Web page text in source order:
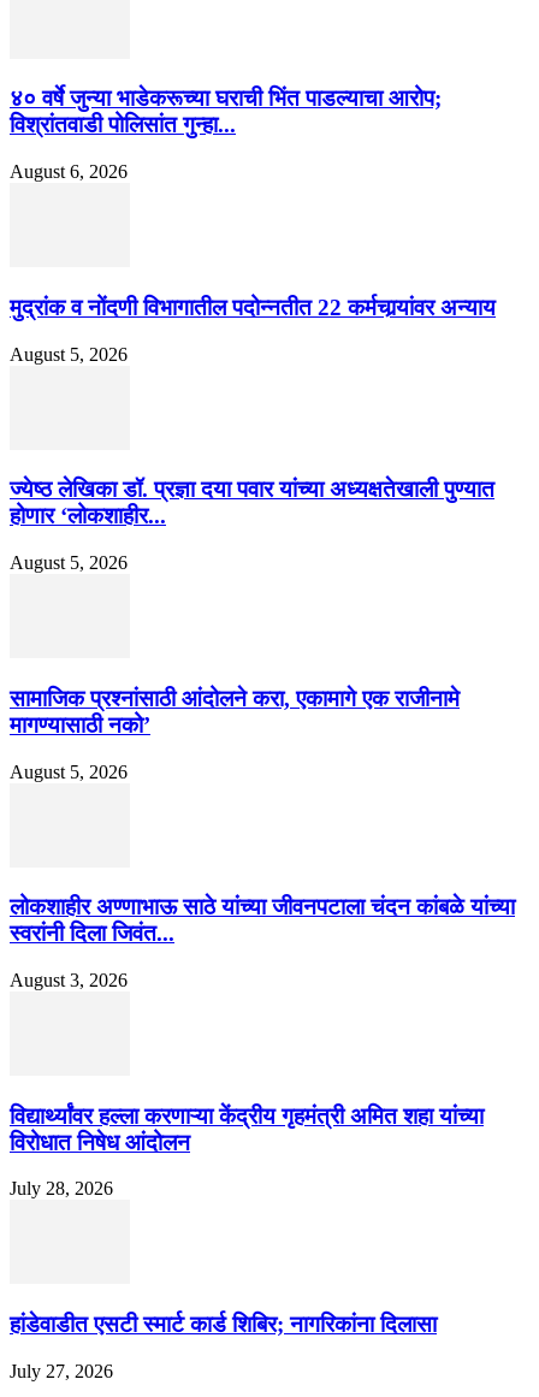
४० वर्षे जुन्या भाडेकरूच्या घराची भिंत पाडल्याचा आरोप;
विश्रांतवाडी पोलिसांत गुन्हा...
August 6, 2026
मुद्रांक व नोंदणी विभागातील पदोन्नतीत 22 कर्मचार्‍यांवर अन्याय
August 5, 2026
ज्येष्ठ लेखिका डॉ. प्रज्ञा दया पवार यांच्या अध्यक्षतेखाली पुण्यात
होणार ‘लोकशाहीर...
August 5, 2026
सामाजिक प्रश्नांसाठी आंदोलने करा, एकामागे एक राजीनामे
मागण्यासाठी नको’
August 5, 2026
लोकशाहीर अण्णाभाऊ साठे यांच्या जीवनपटाला चंदन कांबळे यांच्या
स्वरांनी दिला जिवंत...
August 3, 2026
विद्यार्थ्यांवर हल्ला करणाऱ्या केंद्रीय गृहमंत्री अमित शहा यांच्या
विरोधात निषेध आंदोलन
July 28, 2026
हांडेवाडीत एसटी स्मार्ट कार्ड शिबिर; नागरिकांना दिलासा
July 27, 2026